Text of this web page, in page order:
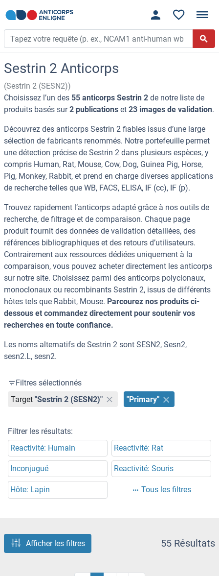
Sestrin 2 Anticorps
(Sestrin 2 (SESN2))
Choisissez l’un des 55 anticorps Sestrin 2 de notre liste de
produits basés sur2 publications et 23 images de validation.
Découvrez des anticorps Sestrin 2 fiables issus d’une large
sélection de fabricants renommés. Notre portefeuille permet
une détection précise de Sestrin 2 dans plusieurs espèces, y
compris Human, Rat, Mouse, Cow, Dog, Guinea Pig, Horse,
Pig, Monkey, Rabbit, et prend en charge diverses applications
de recherche telles que WB, FACS, ELISA, IF (cc), IF (p).
Trouvez rapidement l’anticorps adapté grâce à nos outils de
recherche, de filtrage et de comparaison. Chaque page
produit fournit des données de validation détaillées, des
références bibliographiques et des retours d’utilisateurs.
Contrairement aux ressources dédiées uniquement à la
comparaison, vous pouvez acheter directement les anticorps
sur notre site. Choisissez parmi des anticorps polyclonaux,
monoclonaux ou recombinants Sestrin 2, issus de différents
hôtes tels que Rabbit, Mouse. Parcourez nos produits ci-
dessous et commandez directement pour soutenir vos
recherches en toute confiance.
Les noms alternatifs de Sestrin 2 sont SESN2, Sesn2,
sesn2.L, sesn2.
Filtres sélectionnés
Target "Sestrin 2 (SESN2)" "Primary"
Filtrer les résultats:
Reactivité: Humain
Reactivité: Rat
Inconjugué Reactivité: Souris
Hôte: Lapin Tous les filtres
Afficher les filtres 55 Résultats